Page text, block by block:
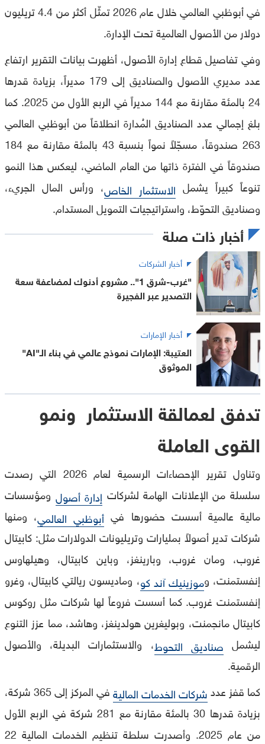
في أبوظبي العالمي خلال عام 2026 تمثّل أكثر من 4.4 تريليون
دولار من الأصول العالمية تحت الإدارة.
وفي تفاصيل قطاع إدارة الأصول، أظهرت بيانات التقرير ارتفاع
عدد مديري الأصول والصناديق إلى 179 مديراً، بزيادة قدرها
24 بالمئة مقارنة مع 144 مديراً في الربع الأول من 2025. كما
بلغ إجمالي عدد الصناديق المُدارة انطلاقاً من أبوظبي العالمي
263 صندوقاً، مسجّلاً نمواً بنسبة 43 بالمئة مقارنة مع 184
صندوقاً في الفترة ذاتها من العام الماضي، ليعكس هذا النمو
تنوعاً كبيراً يشمل الاستثمار الخاص، ورأس المال الجريء،
وصناديق التحوّط، واستراتيجيات التمويل المستدام.
أخبار ذات صلة
أخبار الشركات
"غرب-شرق 1".. مشروع أدنوك لمضاعفة سعة
التصدير عبر الفجيرة
أخبار الإمارات
العتيبة: الإمارات نموذج عالمي في بناء الـ"AI"
الموثوق
تدفق لعمالقة الاستثمار ونمو
القوى العاملة
وتناول تقرير الإحصاءات الرسمية لعام 2026 التي رصدت
سلسلة من الإعلانات الهامة لشركات إدارة أصول ومؤسسات
مالية عالمية أسست حضورها في أبوظبي العالمي، ومنها
شركات تدير أصولاً بمليارات وتريليونات الدولارات مثل: كابيتال
غروب، ومان غروب، وبارينغز، وباين كابيتال، وهيلهاوس
إنفستمنت، وموزينيك آند كو، وماديسون ريالتي كابيتال، وغرو
إنفستمنت غروب. كما أسست فروعاً لها شركات مثل روكوس
كابيتال مانجمنت، وبوليغرين هولدينغز، وهاشد، مما عزز التنوع
ليشمل صناديق التحوط، والاستثمارات البديلة، والأصول
الرقمية.
كما قفز عددشركات الخدمات المالية
في المركز إلى 365 شركة،
بزيادة قدرها 30 بالمئة مقارنة مع 281 شركة في الربع الأول
من عام 2025. وأصدرت سلطة تنظيم الخدمات المالية 22